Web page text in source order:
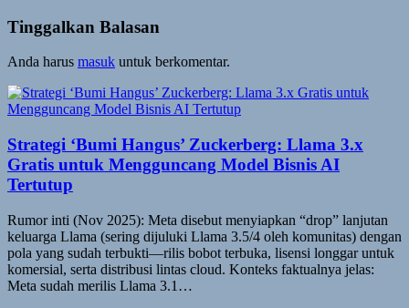
Tinggalkan Balasan
Anda harus masuk untuk berkomentar.
Strategi ‘Bumi Hangus’ Zuckerberg: Llama 3.x
Gratis untuk Mengguncang Model Bisnis AI
Tertutup
Rumor inti (Nov 2025): Meta disebut menyiapkan “drop” lanjutan
keluarga Llama (sering dijuluki Llama 3.5/4 oleh komunitas) dengan
pola yang sudah terbukti—rilis bobot terbuka, lisensi longgar untuk
komersial, serta distribusi lintas cloud. Konteks faktualnya jelas:
Meta sudah merilis Llama 3.1…